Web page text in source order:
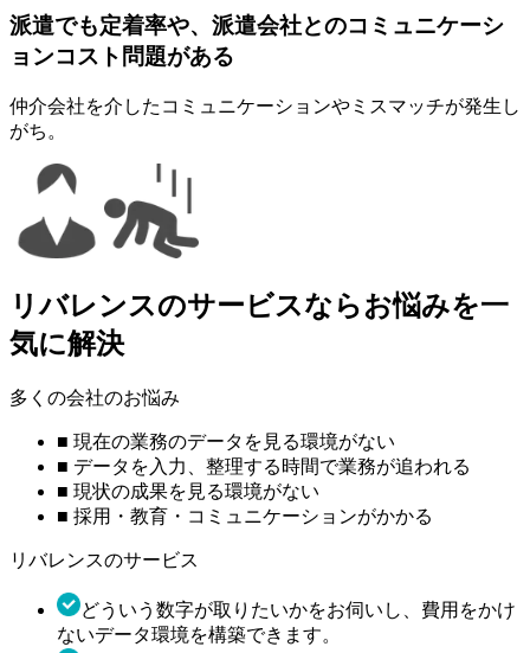
派遣でも定着率や、派遣会社とのコミュニケーシ
ョンコスト問題がある
仲介会社を介したコミュニケーションやミスマッチが発生し
がち。
リバレンスのサービスならお悩みを一
気に解決
多くの会社のお悩み
■ 現在の業務のデータを見る環境がない
■ データを入力、整理する時間で業務が追われる
■ 現状の成果を見る環境がない
■ 採用・教育・コミュニケーションがかかる
リバレンスのサービス
どういう数字が取りたいかをお伺いし、費用をかけ
ないデータ環境を構築できます。